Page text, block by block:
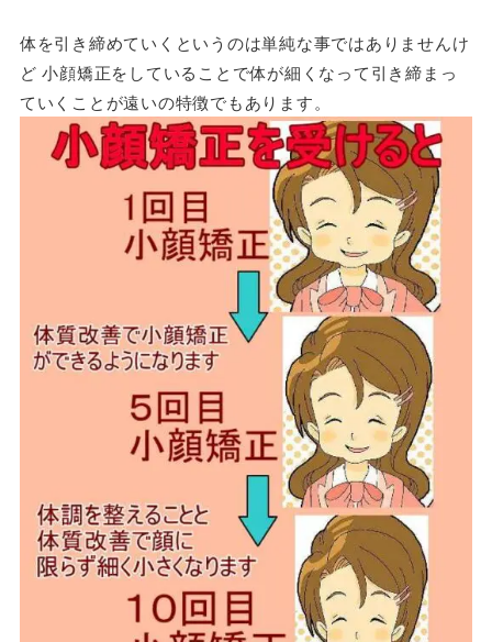
体を引き締めていくというのは単純な事ではありませんけ
ど 小顔矯正をしていることで体が細くなって引き締まっ
ていくことが遠いの特徴でもあります。